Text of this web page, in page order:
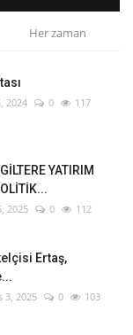
Her zaman
2024 0 117
YATIRIM
2025 0 112
Ertaş,
3, 2025 0 103